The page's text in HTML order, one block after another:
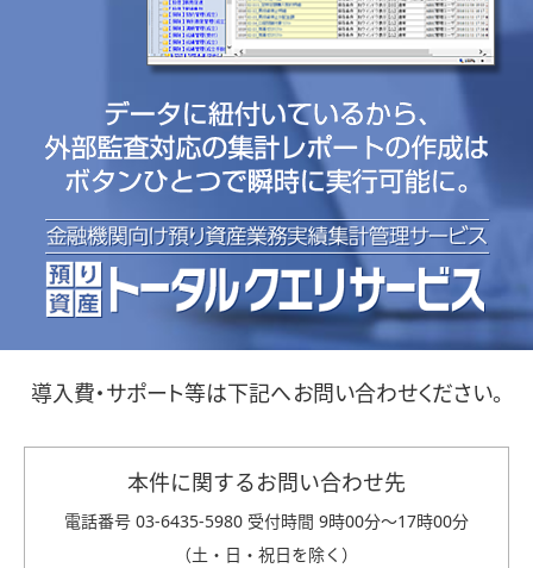
本件に関するお問い合わせ先
電話番号 03-6435-5980 受付時間 9時00分～17時00分
（土・日・祝日を除く）